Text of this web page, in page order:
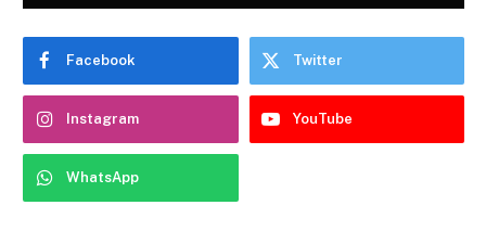
Facebook Twitter
Instagram YouTube
WhatsApp